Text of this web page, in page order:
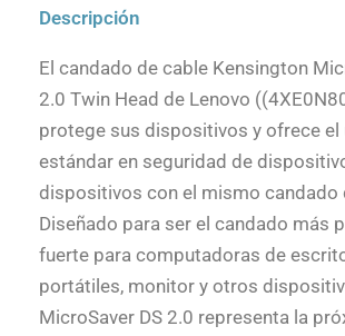
Descripción
El candado de cable Kensington
2.0 Twin Head de Lenovo
protege sus dispositivos y ofrece el
estándar en seguridad de
dispositivos con el mismo candado
Diseñado para ser el candado más
fuerte para computadoras de
portátiles, monitor y otros
MicroSaver DS 2.0 representa la